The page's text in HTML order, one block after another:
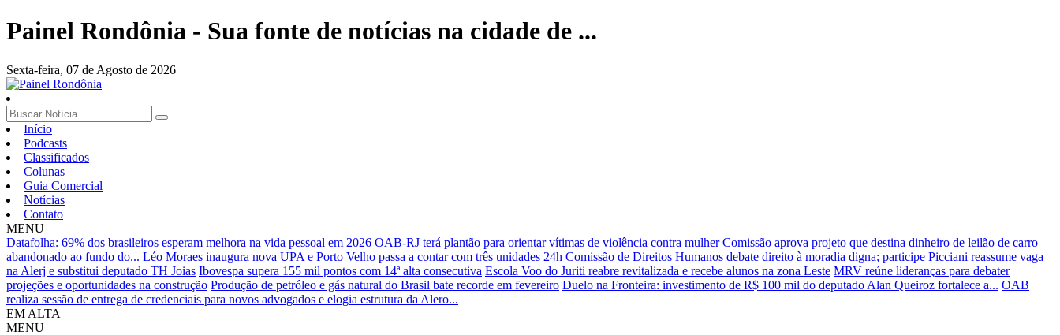
Painel Rondônia - Sua fonte de notícias na cidade de ...
Sexta-feira, 07 de Agosto de 2026
Início
Podcasts
Classificados
Colunas
Guia Comercial
Notícias
Contato
MENU
Datafolha: 69% dos brasileiros esperam melhora na vida pessoal em 2026 OAB-RJ terá plantão para orientar vítimas de violência contra mulher Comissão aprova projeto que destina dinheiro de leilão de carro
abandonado ao fundo do... Léo Moraes inaugura nova UPA e Porto Velho passa a contar com três unidades 24h Comissão de Direitos Humanos debate direito à moradia digna; participe Picciani reassume vaga
na Alerj e substitui deputado TH Joias Ibovespa supera 155 mil pontos com 14ª alta consecutiva Escola Voo do Juriti reabre revitalizada e recebe alunos na zona Leste MRV reúne lideranças para debater
projeções e oportunidades na construção Produção de petróleo e gás natural do Brasil bate recorde em fevereiro Duelo na Fronteira: investimento de R$ 100 mil do deputado Alan Queiroz fortalece a... OAB
realiza sessão de entrega de credenciais para novos advogados e elogia estrutura da Alero...
EM ALTA
MENU